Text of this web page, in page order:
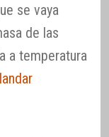
se vaya
de las
a temperatura